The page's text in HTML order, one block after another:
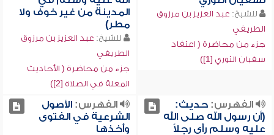
للشيخ: عبد العزيز بن مرزوق
الطريفي
جزء من محاضرة ( اعتقاد
سفيان الثوري [1])
المدينة من غير خوف ولا
مطر)
للشيخ: عبد العزيز بن مرزوق
الطريفي
جزء من محاضرة ( الأحاديث
المعلة في الصلاة [2])
الفهرس:حديث:
(أن رسول الله صلى الله
عليه وسلم رأى رجلاً
الفهرس:الأصول
الشرعية في الفتوى
وأخذها